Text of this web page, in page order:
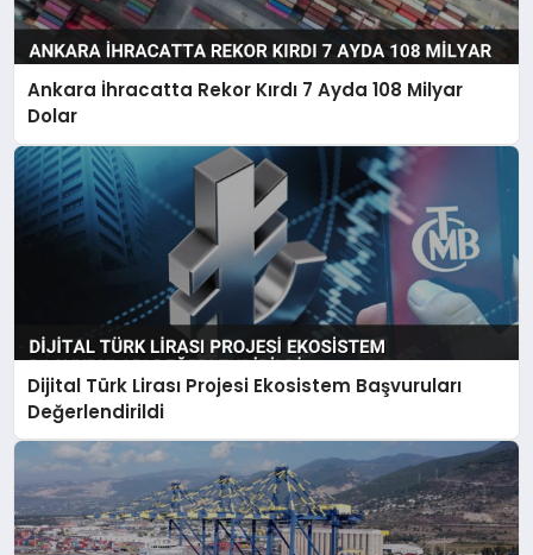
Ankara İhracatta Rekor Kırdı 7 Ayda 108 Milyar
Dolar
Dijital Türk Lirası Projesi Ekosistem Başvuruları
Değerlendirildi